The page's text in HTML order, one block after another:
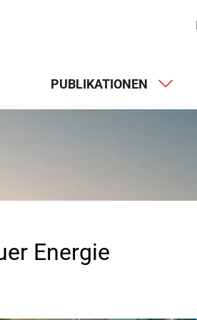
PUBLIKATIONEN
Wettbewerb mit neuer Energie
Energie